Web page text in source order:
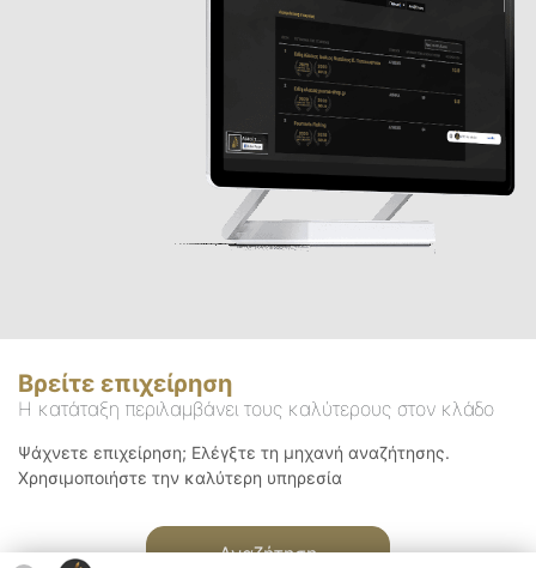
Βρείτε επιχείρηση
Η κατάταξη περιλαμβάνει τους καλύτερους στον κλάδο
Ψάχνετε επιχείρηση; Ελέγξτε τη μηχανή αναζήτησης.
Χρησιμοποιήστε την καλύτερη υπηρεσία
Αναζήτηση